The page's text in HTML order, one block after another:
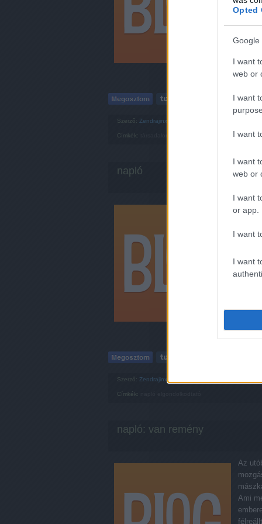
Opted
Google
I want
web or
I want
I want
I want
web or
I want
or app.
I want
I want
Szerző: Zendrajinx
Címkék:
napló
Kicsit
mert
nem…
Szerző: Zendrajinx
Címkék:
napló: van remény
Az
Ami